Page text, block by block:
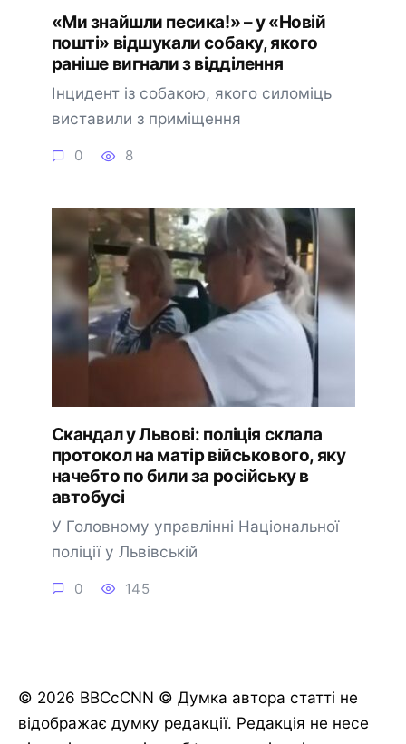
«Ми знайшли песика!» – у «Новій
пошті» відшукали собаку, якого
раніше вигнали з відділення
Інцидент із собакою, якого силоміць
виставили з приміщення
0 8
Скандал у Львові: поліція склала
протокол на матір військового, яку
начебто по били за російську в
автобусі
У Головному управлінні Національної
поліції у Львівській
0 145
© 2026 BBCcCNN © Думка автора статті не
відображає думку редакції. Редакція не несе
🔔 Підписатися Пізніше